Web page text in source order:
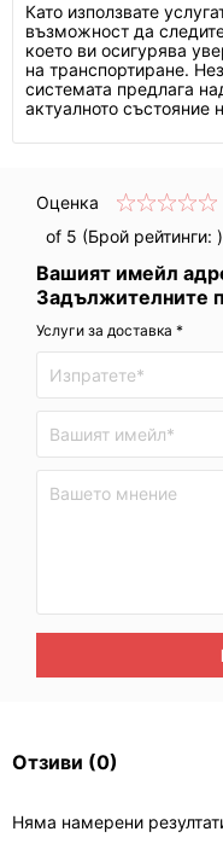
Като използвате
възможност да
което ви осигурява
на транспортиране.
системата предлага
актуалното състояние
Оценка
of 5 (Брой рейтинги: )
Вашият имейл
Задължителните
Услуги за доставка *
Отзиви (0)
Няма намерени